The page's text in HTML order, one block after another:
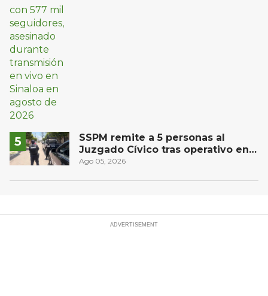
SSPM remite a 5 personas al
Juzgado Cívico tras operativo en
San Juan del Río
Ago 05, 2026